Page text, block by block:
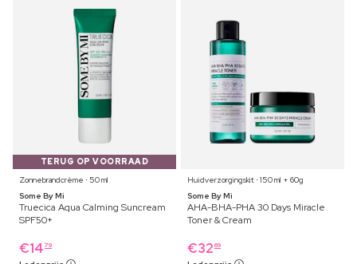
TERUG OP VOORRAAD
Zonnebrandcrème ⋅ 50 ml
Some By Mi
Truecica Aqua Calming Suncream
SPF50+
€14 79
Huidverzorgingskit ⋅ 150 ml + 60g
Some By Mi
AHA-BHA-PHA 30 Days Miracle
Toner & Cream
€32 69